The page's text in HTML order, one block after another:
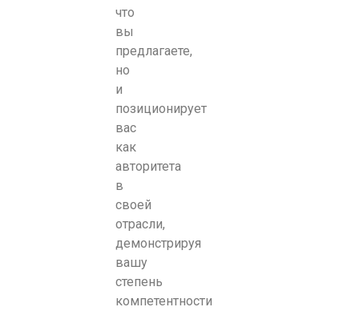
что
вы
предлагаете,
но
и
позиционирует
вас
как
авторитета
в
своей
отрасли,
демонстрируя
вашу
степень
компетентности